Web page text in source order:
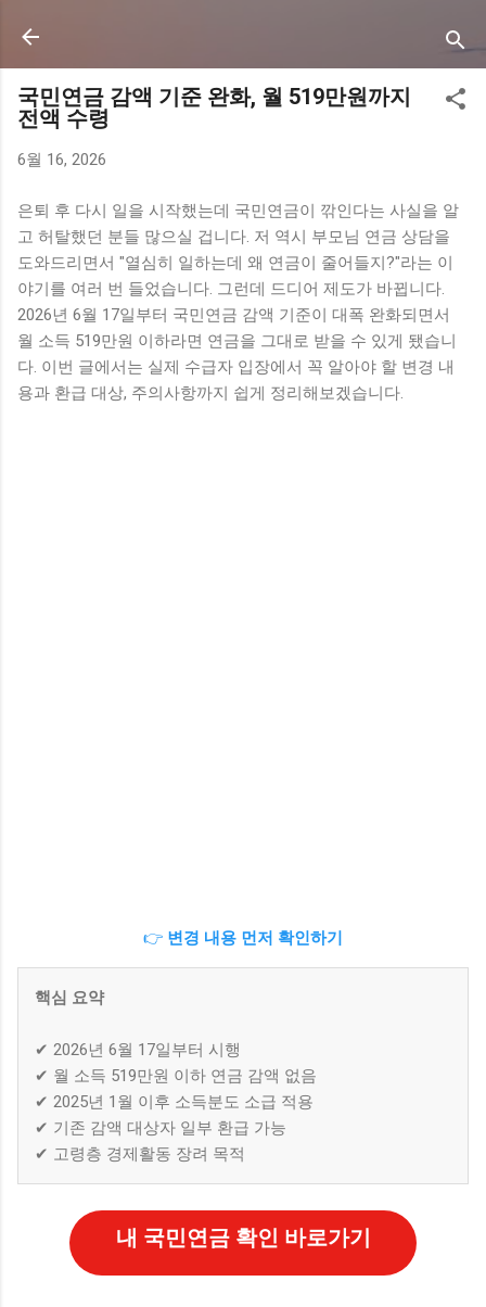
국민연금 감액 기준 완화, 월 519만원까지
전액 수령
6월 16, 2026
은퇴 후 다시 일을 시작했는데 국민연금이 깎인다는 사실을 알
고 허탈했던 분들 많으실 겁니다. 저 역시 부모님 연금 상담을
도와드리면서 "열심히 일하는데 왜 연금이 줄어들지?"라는 이
야기를 여러 번 들었습니다. 그런데 드디어 제도가 바뀝니다.
2026년 6월 17일부터 국민연금 감액 기준이 대폭 완화되면서
월 소득 519만원 이하라면 연금을 그대로 받을 수 있게 됐습니
다. 이번 글에서는 실제 수급자 입장에서 꼭 알아야 할 변경 내
용과 환급 대상, 주의사항까지 쉽게 정리해보겠습니다.
👉 변경 내용 먼저 확인하기
핵심 요약
✔ 2026년 6월 17일부터 시행
✔ 월 소득 519만원 이하 연금 감액 없음
✔ 2025년 1월 이후 소득분도 소급 적용
✔ 기존 감액 대상자 일부 환급 가능
✔ 고령층 경제활동 장려 목적
내 국민연금 확인 바로가기